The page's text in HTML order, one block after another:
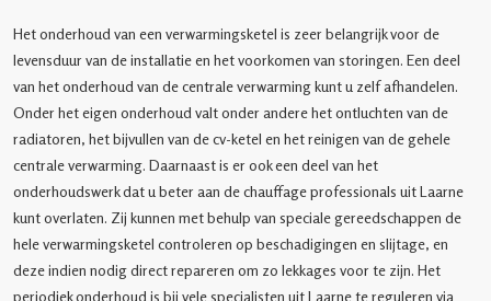
Het onderhoud van een verwarmingsketel is zeer belangrijk voor de
levensduur van de installatie en het voorkomen van storingen. Een deel
van het onderhoud van de centrale verwarming kunt u zelf afhandelen.
Onder het eigen onderhoud valt onder andere het ontluchten van de
radiatoren, het bijvullen van de cv-ketel en het reinigen van de gehele
centrale verwarming. Daarnaast is er ook een deel van het
onderhoudswerk dat u beter aan de chauffage professionals uit Laarne
kunt overlaten. Zij kunnen met behulp van speciale gereedschappen de
hele verwarmingsketel controleren op beschadigingen en slijtage, en
deze indien nodig direct repareren om zo lekkages voor te zijn. Het
periodiek onderhoud is bij vele specialisten uit Laarne te reguleren via